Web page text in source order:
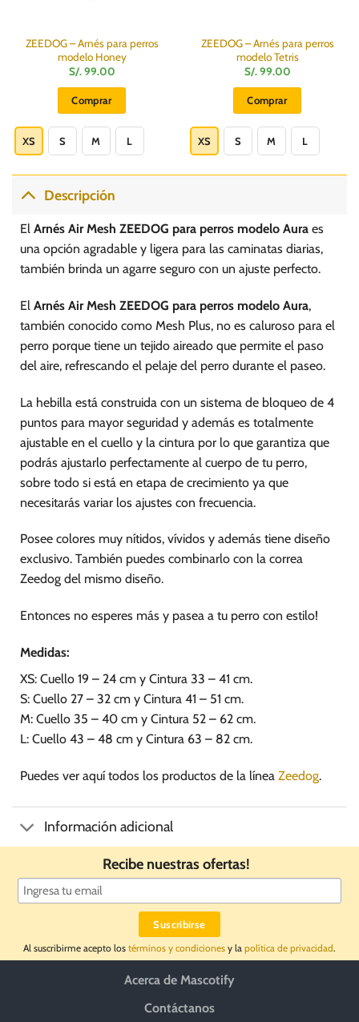
ZEEDOG – Arnés para perros
modelo Honey
S/.99.00
Comprar
producto
tiene
múltiples
variantes.
Las
opciones
pueden
elegir
la
página
de
XS S M L
ZEEDOG – Arnés para perros
modelo Tetris
S/.99.00
Comprar
producto
tiene
múltiples
opciones
pueden
elegir
la
página
de
producto
XS S M L
Descripción
El Arnés Air Mesh ZEEDOG para perros modelo Aura es
una opción agradable y ligera para las caminatas diarias,
también brinda un agarre seguro con un ajuste perfecto.
El Arnés Air Mesh ZEEDOG para perros modelo Aura,
también conocido como Mesh Plus, no es caluroso para el
perro porque tiene un tejido aireado que permite el paso
del aire, refrescando el pelaje del perro durante el paseo.
La hebilla está construida con un sistema de bloqueo de 4
puntos para mayor seguridad y además es totalmente
ajustable en el cuello y la cintura por lo que garantiza que
podrás ajustarlo perfectamente al cuerpo de tu perro,
sobre todo si está en etapa de crecimiento ya que
necesitarás variar los ajustes con frecuencia.
Posee colores muy nítidos, vívidos y además tiene diseño
exclusivo. También puedes combinarlo con la correa
Zeedog del mismo diseño.
Entonces no esperes más y pasea a tu perro con estilo!
Medidas:
XS: Cuello 19 – 24 cm y Cintura 33 – 41 cm.
S: Cuello 27 – 32 cm y Cintura 41 – 51 cm.
M: Cuello 35 – 40 cm y Cintura 52 – 62 cm.
L: Cuello 43 – 48 cm y Cintura 63 – 82 cm.
Puedes ver aquí todos los productos de la línea Zeedog.
Información adicional
Recibe nuestras ofertas!
Al suscribirme acepto los términos y condiciones y la política de privacidad.
Acerca de Mascotify
Contáctanos